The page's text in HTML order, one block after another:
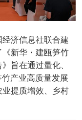
济信息社联合建
新华・建瓯笋竹
旨在通过量化、
产业高质量发展
提质增效、乡村